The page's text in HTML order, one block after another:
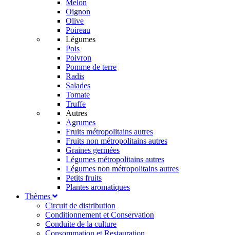
Melon
Oignon
Olive
Poireau
Légumes
Pois
Poivron
Pomme de terre
Radis
Salades
Tomate
Truffe
Autres
Agrumes
Fruits métropolitains autres
Fruits non métropolitains autres
Graines germées
Légumes métropolitains autres
Légumes non métropolitains autres
Petits fruits
Plantes aromatiques
Thèmes
Circuit de distribution
Conditionnement et Conservation
Conduite de la culture
Consommation et Restauration